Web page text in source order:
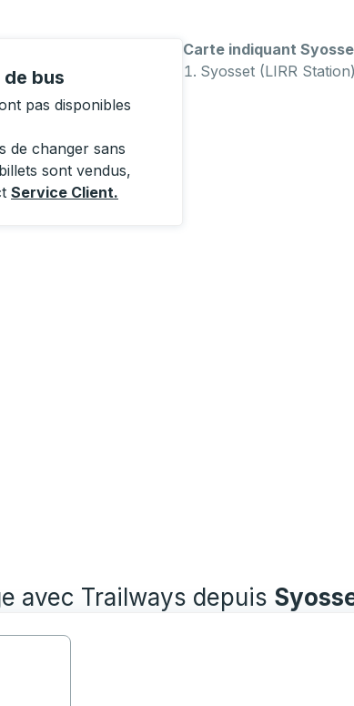
bus
pas disponibles
de changer sans
sont vendus,
Service Client.
Carte indiquant
Syosset (LIRR Station)
avec Trailways depuis